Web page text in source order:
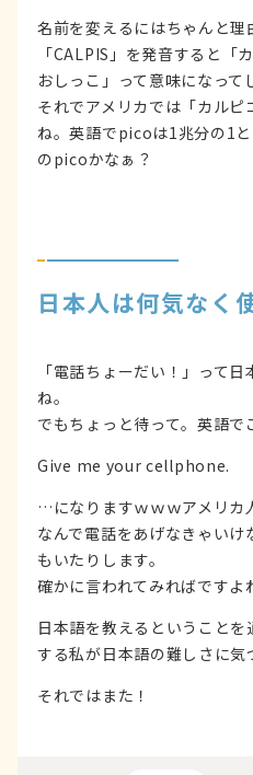
名前を変えるにはちゃんと理
「CALPIS」を発音すると「
おしっこ」って意味になっ
それでアメリカでは「カルピ
ね。英語でpicoは1兆分の1
のpicoかなぁ？
日本人は何気なく
「電話ちょーだい！」って
ね。
でもちょっと待って。英語で
Give me your cellphone.
…になりますｗｗｗアメリカ
なんで電話をあげなきゃい
もいたりします。
確かに言われてみればですよ
日本語を教えるということ
する私が日本語の難しさに気
それではまた！